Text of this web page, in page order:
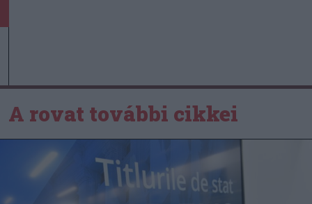
A rovat további cikkei